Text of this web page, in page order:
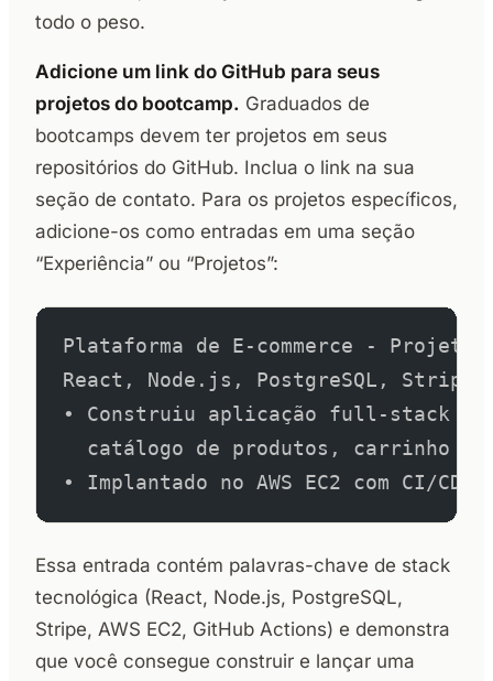
todo o peso.
Adicione um link do GitHub para seus
projetos do bootcamp. Graduados de
bootcamps devem ter projetos em seus
repositórios do GitHub. Inclua o link na sua
seção de contato. Para os projetos específicos,
adicione-os como entradas em uma seção
“Experiência” ou “Projetos”:
Plataforma de E-commerce - Projeto
React, Node.js, PostgreSQL, Stripe
• Construiu aplicação full-stack de
catálogo de produtos, carrinho
• Implantado no AWS EC2 com CI/
Essa entrada contém palavras-chave de stack
tecnológica (React, Node.js, PostgreSQL,
Stripe, AWS EC2, GitHub Actions) e demonstra
que você consegue construir e lançar uma